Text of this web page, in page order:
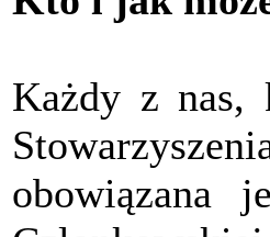
Każdy z nas,
obowiązana